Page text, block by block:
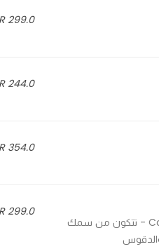
299.0 SAR
244.0 SAR
354.0 SAR
299.0 SAR
Contains shaaour fish, hammour fillet, large shrimp, kanaad slices, and salmon slices - تتكون من سمك